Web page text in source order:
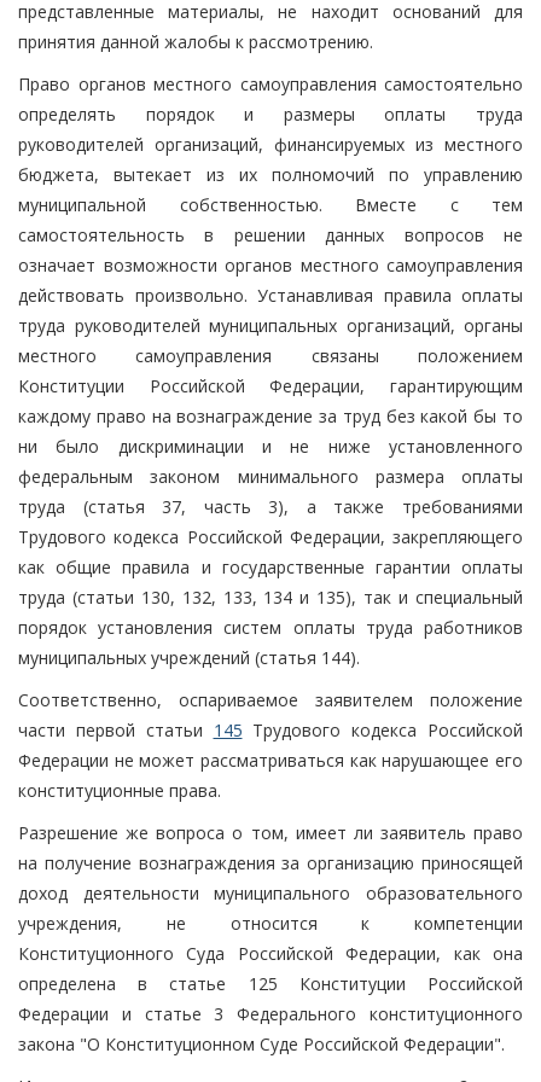
представленные материалы, не находит оснований для
принятия данной жалобы к рассмотрению.
Право органов местного самоуправления самостоятельно
определять порядок и размеры оплаты труда
руководителей организаций, финансируемых из местного
бюджета, вытекает из их полномочий по управлению
муниципальной собственностью. Вместе с тем
самостоятельность в решении данных вопросов не
означает возможности органов местного самоуправления
действовать произвольно. Устанавливая правила оплаты
труда руководителей муниципальных организаций, органы
местного самоуправления связаны положением
Конституции Российской Федерации, гарантирующим
каждому право на вознаграждение за труд без какой бы то
ни было дискриминации и не ниже установленного
федеральным законом минимального размера оплаты
труда (статья 37, часть 3), а также требованиями
Трудового кодекса Российской Федерации, закрепляющего
как общие правила и государственные гарантии оплаты
труда (статьи 130, 132, 133, 134 и 135), так и специальный
порядок установления систем оплаты труда работников
муниципальных учреждений (статья 144).
Соответственно, оспариваемое заявителем положение
части первой статьи 145 Трудового кодекса Российской
Федерации не может рассматриваться как нарушающее его
конституционные права.
Разрешение же вопроса о том, имеет ли заявитель право
на получение вознаграждения за организацию приносящей
доход деятельности муниципального образовательного
учреждения, не относится к компетенции
Конституционного Суда Российской Федерации, как она
определена в статье 125 Конституции Российской
Федерации и статье 3 Федерального конституционного
закона "О Конституционном Суде Российской Федерации".